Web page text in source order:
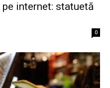
internet: statuetă
0